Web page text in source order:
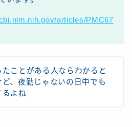
articles/PMC67
ことがある人ならわかると
ど、夜勤じゃないの日中でも
るよね